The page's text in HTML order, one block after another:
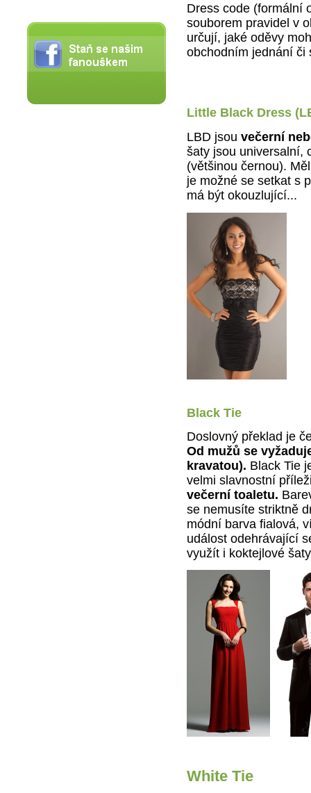
Dress code (formální
souborem pravidel v
určují, jaké oděvy
obchodním jednání či
Little Black Dress
LBD jsou večerní
šaty jsou universalní,
(většinou černou).
je možné se setkat s
má být okouzlující...
Black Tie
Doslovný překlad je
Od mužů se
kravatou). Black Tie
velmi slavnostní
večerní toaletu.
se nemusíte striktně
módní barva fialová,
událost odehrávající
využít i koktejlové
White Tie